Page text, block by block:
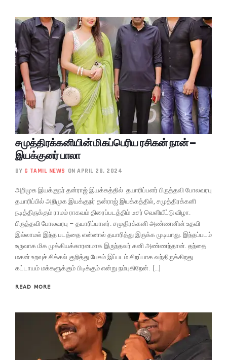
சமுத்திரக்கனியின் மிகப்பெரிய ரசிகன் நான் –
இயக்குனர் பாலா
BY G TAMIL NEWS ON APRIL 28, 2024
அறிமுக இயக்குநர் தன்ராஜ் இயக்கத்தில் தயாரிப்பளர் பிருத்தவி போலவரபு
தயாரிப்பில் அறிமுக இயக்குநர் தன்ராஜ் இயக்கத்தில், சமுத்திரக்கனி
நடித்திருக்கும் ராமம் ராகவம் திரைப்படத்திம் டீசர் வெளியீட்டு விழா.
பிருத்தவி போலவரபு – தயாரிப்பாளர். சமுதிரக்கனி அண்ணனின் உதவி
இல்லாமல் இந்த படத்தை என்னால் தயாரித்து இருக்க முடியாது. இந்தப்படம்
உருவாக மிக முக்கியக்காரனமாக இருந்தவர் கனி அண்ணந்தான். தந்தை
மகன் உறவுச் சிக்கல் குறித்து பேசும் இப்படம் சிறப்பாக வந்திருக்கிறது
கட்டாயம் மக்களுக்கும் பிடிக்கும் என்று நம்புகிறேன். […]
READ MORE